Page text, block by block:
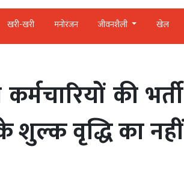
खरी-खरी मनोरंजन जीवनशैली खेल
की भर्ती
शुल्क वृद्धि का नहीं